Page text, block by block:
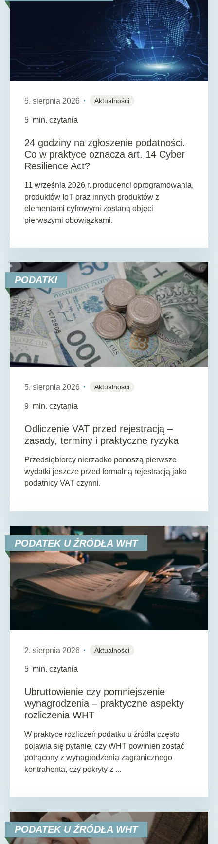
5. sierpnia 2026 Aktualności
5 min. czytania
24 godziny na zgłoszenie podatności.
Co w praktyce oznacza art. 14 Cyber
Resilience Act?
11 września 2026 r. producenci oprogramowania,
produktów IoT oraz innych produktów z
elementami cyfrowymi zostaną objęci
pierwszymi obowiązkami.
PODATKI
5. sierpnia 2026 Aktualności
9 min. czytania
Odliczenie VAT przed rejestracją –
zasady, terminy i praktyczne ryzyka
Przedsiębiorcy nierzadko ponoszą pierwsze
wydatki jeszcze przed formalną rejestracją jako
podatnicy VAT czynni.
PODATEK U ŹRÓDŁA WHT
2. sierpnia 2026 Aktualności
5 min. czytania
Ubruttowienie czy pomniejszenie
wynagrodzenia – praktyczne aspekty
rozliczenia WHT
W praktyce rozliczeń podatku u źródła często
pojawia się pytanie, czy WHT powinien zostać
potrącony z wynagrodzenia zagranicznego
kontrahenta, czy pokryty z ...
PODATEK U ŹRÓDŁA WHT